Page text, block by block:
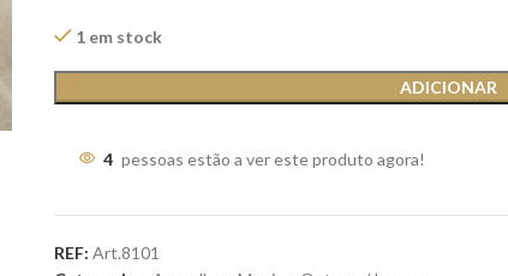
1 em stock
ADICIONAR
4 pessoas estão a ver este produto agora!
REF: Art.8101